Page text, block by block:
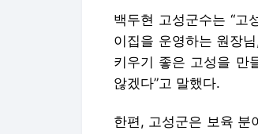
백두현 고성군수는 “고
이집을 운영하는 원장
키우기 좋은 고성을 만
않겠다”고 말했다.
한편, 고성군은 보육 분